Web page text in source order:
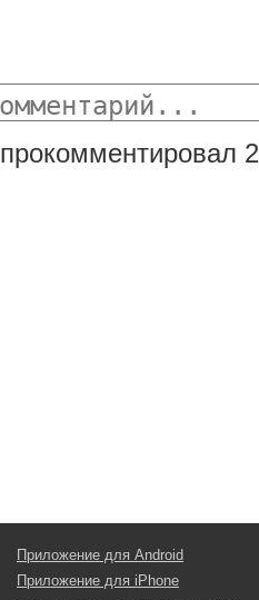
прокомментировал
Приложение для Android
Приложение для iPhone